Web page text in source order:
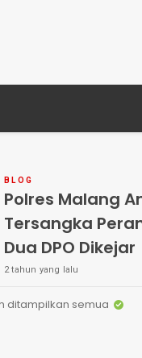
BLOG
Polres Malang
Tersangka
Dua DPO Dikejar
2 tahun yang lalu
ditampilkan semua